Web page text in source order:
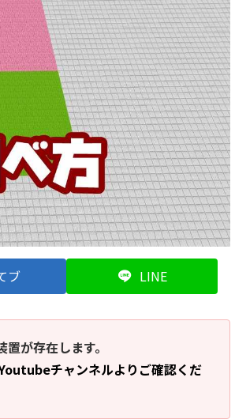
ブ LINE
が存在します。
チャンネルよりご確認くだ